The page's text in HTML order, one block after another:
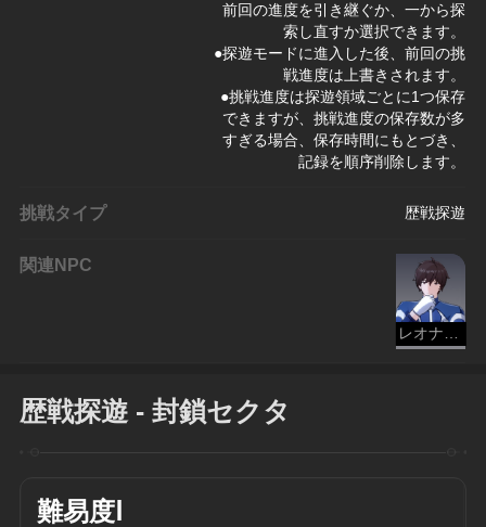
前回の進度を引き継ぐか、一から探
索し直すか選択できます。
●探遊モードに進入した後、前回の挑
戦進度は上書きされます。
●挑戦進度は探遊領域ごとに1つ保存
できますが、挑戦進度の保存数が多
すぎる場合、保存時間にもとづき、
記録を順序削除します。
挑戦タイプ 歴戦探遊
関連NPC
レオナード
歴戦探遊 - 封鎖セクタ
難易度Ⅰ